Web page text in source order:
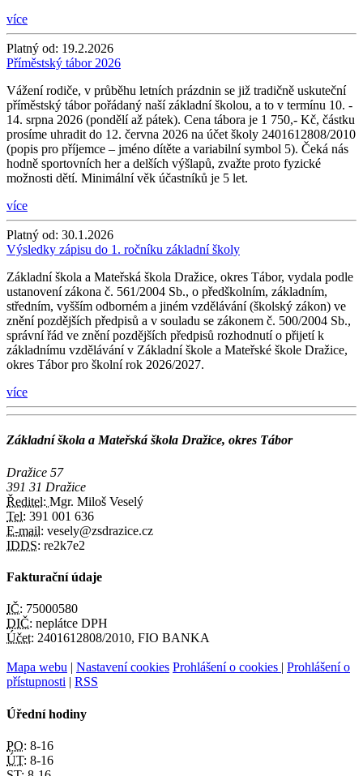
více
Platný od: 19.2.2026
Příměstský tábor 2026
Vážení rodiče, v průběhu letních prázdnin se již tradičně uskuteční
příměstský tábor pořádaný naší základní školou, a to v termínu 10. -
14. srpna 2026 (pondělí až pátek). Cena tábora je 1 750,- Kč, částku
prosíme uhradit do 12. června 2026 na účet školy 2401612808/2010
(popis pro příjemce – jméno dítěte a variabilní symbol 5). Čeká nás
hodně sportovních her a delších výšlapů, zvažte proto fyzické
možnosti dětí. Minimální věk účastníků je 5 let.
více
Platný od: 30.1.2026
Výsledky zápisu do 1. ročníku základní školy
Základní škola a Mateřská škola Dražice, okres Tábor, vydala podle
ustanovení zákona č. 561/2004 Sb., o předškolním, základním,
středním, vyšším odborném a jiném vzdělávání (školský zákon) ve
znění pozdějších předpisů a v souladu se zákonem č. 500/2004 Sb.,
správní řád ve znění pozdějších předpisů rozhodnutí o přijetí k
základnímu vzdělávání v Základní škole a Mateřské škole Dražice,
okres Tábor pro školní rok 2026/2027.
více
Základní škola a Mateřská škola Dražice, okres Tábor
Dražice 57
391 31 Dražice
Ředitel: Mgr. Miloš Veselý
Tel: 391 001 636
E-mail: vesely@zsdrazice.cz
IDDS: re2k7e2
Fakturační údaje
IČ: 75000580
DIČ: neplátce DPH
Účet: 2401612808/2010, FIO BANKA
Mapa webu | Nastavení cookies Prohlášení o cookies | Prohlášení o
přístupnosti | RSS
Úřední hodiny
PO: 8-16
ÚT: 8-16